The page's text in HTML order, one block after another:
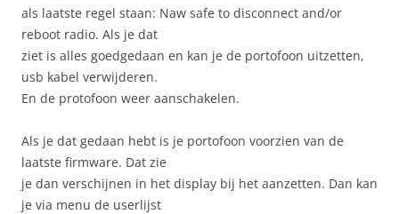
als laatste regel staan: Naw safe to disconnect and/or
reboot radio. Als je dat
ziet is alles goedgedaan en kan je de portofoon uitzetten,
usb kabel verwijderen.
En de protofoon weer aanschakelen.
Als je dat gedaan hebt is je portofoon voorzien van de
laatste firmware. Dat zie
je dan verschijnen in het display bij het aanzetten. Dan kan
je via menu de userlijst